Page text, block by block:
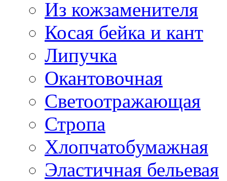
Из кожзаменителя
Косая бейка и кант
Липучка
Окантовочная
Светоотражающая
Стропа
Хлопчатобумажная
Эластичная бельевая